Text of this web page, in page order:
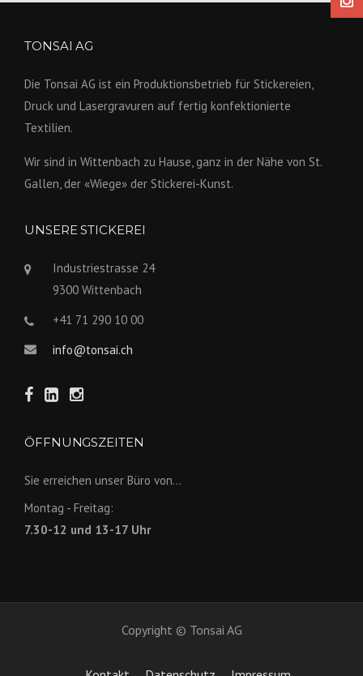
TONSAI AG
Die Tonsai AG ist ein Produktions­betrieb für Stickereien,
Druck und Lasergravuren auf fertig konfek­tionierte
Textilien.
Wir sind in Wittenbach zu Hause, ganz in der Nähe von St.
Gallen, der «Wiege» der Stickerei-Kunst.
UNSERE STICKEREI
Industriestrasse 24
9300 Wittenbach
+41 71 290 10 00
info@tonsai.ch
ÖFFNUNGSZEITEN
Sie erreichen unser Büro von...
Montag - Freitag:
7.30-12 und 13-17 Uhr
Copyright © Tonsai AG